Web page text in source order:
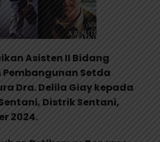
Asisten II Bidang
Setda
Dra. Delila Giay kepada
Distrik Sentani,
2024.